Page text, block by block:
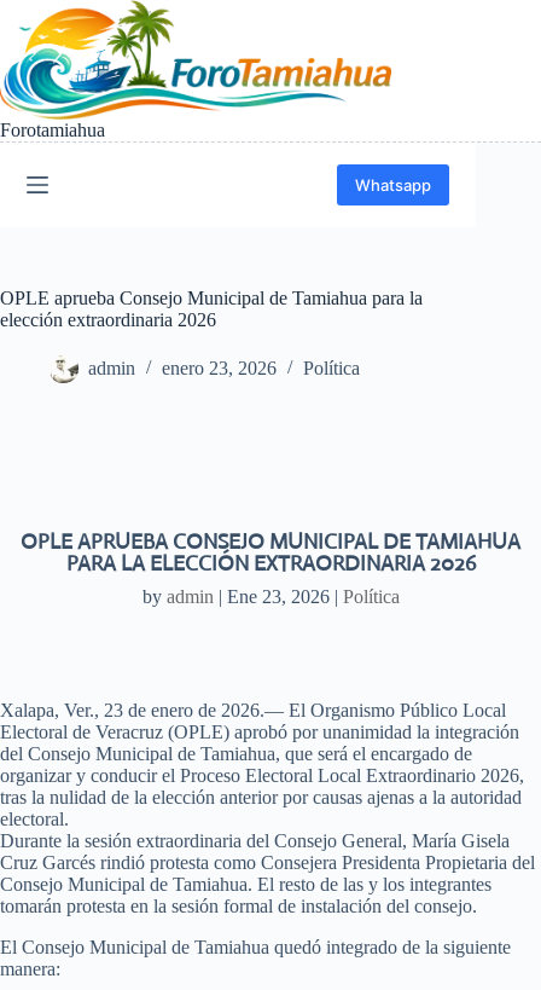
contenido
Forotamiahua
Whatsapp
OPLE aprueba Consejo Municipal de Tamiahua para la
elección extraordinaria 2026
admin enero 23, 2026 Política
OPLE APRUEBA CONSEJO MUNICIPAL DE TAMIAHUA
PARA LA ELECCIÓN EXTRAORDINARIA 2026
by admin | Ene 23, 2026| Política
Xalapa, Ver., 23 de enero de 2026.— El Organismo Público Local
Electoral de Veracruz (OPLE) aprobó por unanimidad la integración
del Consejo Municipal de Tamiahua, que será el encargado de
organizar y conducir el Proceso Electoral Local Extraordinario 2026,
tras la nulidad de la elección anterior por causas ajenas a la autoridad
electoral.
Durante la sesión extraordinaria del Consejo General, María Gisela
Cruz Garcés rindió protesta como Consejera Presidenta Propietaria del
Consejo Municipal de Tamiahua. El resto de las y los integrantes
tomarán protesta en la sesión formal de instalación del consejo.
El Consejo Municipal de Tamiahua quedó integrado de la siguiente
manera: